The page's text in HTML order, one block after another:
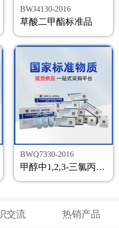
BWJ4130-2016
草酸二甲酯标准品
BWQ7330-2016
甲醇中1,2,3-三氯丙烷溶液标准物质
交流 热销产品